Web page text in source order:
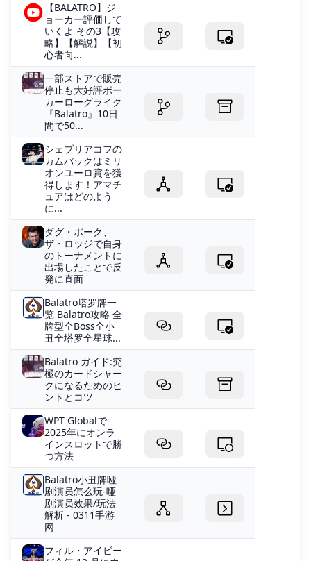
【BALATRO】ジ
ョーカー評価して
いくよ その3【攻
略】【解説】【初
心者向...
一部ストアで販売
停止も大好評ポー
カーローグライク
『Balatro』10日
間で50...
シェブリアコフの
カムバックはミリ
オンユーロ賞を獲
得します！アマチ
ュアはどのよう
に...
ダグ・ポーク、
ザ・ロッジで自身
のトーナメントに
出場したことで反
発に直面
Balatro塔罗牌一
览 Balatro攻略 全
牌型全Boss全小
丑全塔罗全星球...
Balatro ガイド:究
極のカードシャー
クになるためのヒ
ントとコツ
WPT Globalで
2025年にオンラ
インスロットで勝
つ方法
Balatro小丑牌哑
剧演员怎么玩-哑
剧演员效果/玩法
解析 - 0311手游
网
フィル・アイビー